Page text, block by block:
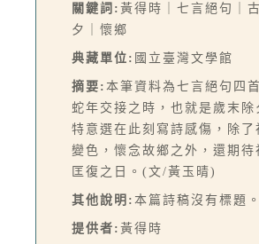
關鍵詞: 黃得時｜七言絕句｜
夕｜懷鄉
典藏單位: 國立臺灣文學館
摘要: 本筆資料為七言絕句四
蛇年交接之時，也就是歲末除
特意選在此刻寫詩感傷，除了
變色，懷念故鄉之外，還期待
匡復之日。(文/黃玉晴)
其他說明: 本篇詩稿沒有標題。
提供者: 黃得時